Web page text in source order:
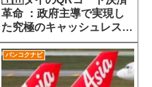
革命 ：政府主導で実現し
た究極のキャッシュレス社
会
バンコクナビ